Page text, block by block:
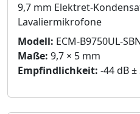
9,7 mm Elektret-
Lavaliermikrofone
Modell: ECM-B9750UL-
Maße: 9,7 × 5 mm
Empfindlichkeit: -44 dB ±